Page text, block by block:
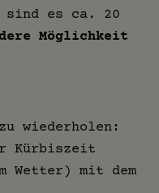
sind es ca. 20
Möglichkeit
wiederholen:
Kürbiszeit
Wetter) mit dem